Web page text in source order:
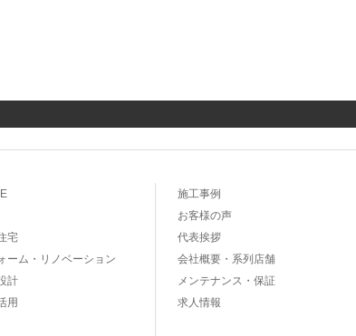
宅
ーム・リノベーション
計
用
施工事例
お客様の声
代表挨拶
会社概要・系列店舗
メンテナンス・保証
求人情報